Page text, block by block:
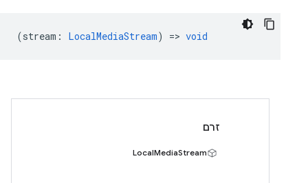
(stream : LocalMediaStream) => void
זרם
LocalMediaStream